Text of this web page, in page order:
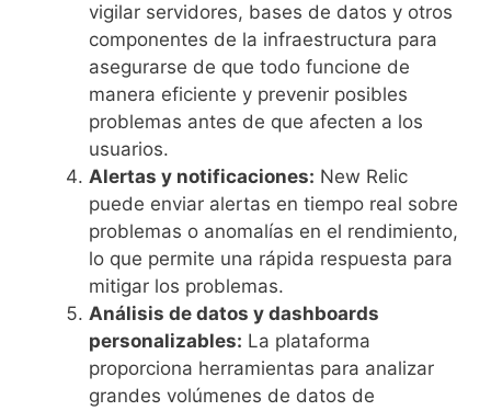
vigilar servidores, bases de datos y otros
componentes de la infraestructura para
asegurarse de que todo funcione de
manera eficiente y prevenir posibles
problemas antes de que afecten a los
usuarios.
Alertas y notificaciones: New Relic
puede enviar alertas en tiempo real sobre
problemas o anomalías en el rendimiento,
lo que permite una rápida respuesta para
mitigar los problemas.
Análisis de datos y dashboards
personalizables: La plataforma
proporciona herramientas para analizar
grandes volúmenes de datos de